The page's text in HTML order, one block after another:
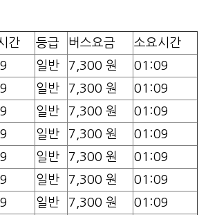
간 등급 버스요금
소요시간
일반 7,300 원
01:09
일반 7,300 원
01:09
일반 7,300 원
01:09
일반 7,300 원
01:09
일반 7,300 원
01:09
일반 7,300 원
01:09
일반 7,300 원
01:09